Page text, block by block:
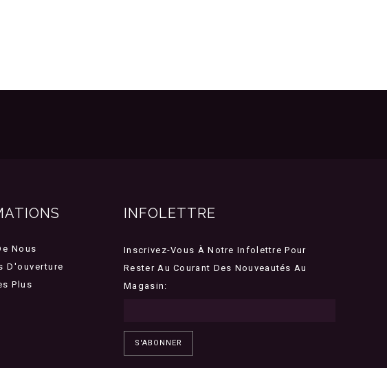
Nous
D'ouverture
Plus
INFOLETTRE
Inscrivez-Vous À Notre Infolettre Pour
Rester Au Courant Des Nouveautés Au
Magasin:
S'ABONNER